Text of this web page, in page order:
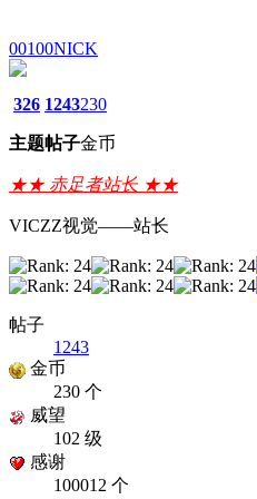
00100NICK
326
主题
1243
帖子
230
金币
★★ 赤足者站长 ★★
VICZZ视觉——站长
帖子
1243
金币
230 个
威望
102 级
感谢
100012 个